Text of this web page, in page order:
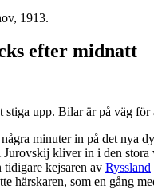
1913.
efter midnatt
stiga upp. Bilar är på väg
minuter in på det nya
Jurovskij kliver in i den
tidigare kejsaren av Ryssland
härskaren, som en gång